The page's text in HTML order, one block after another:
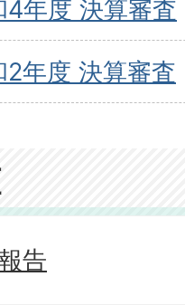
4年度 決算審査
2年度 決算審査
告